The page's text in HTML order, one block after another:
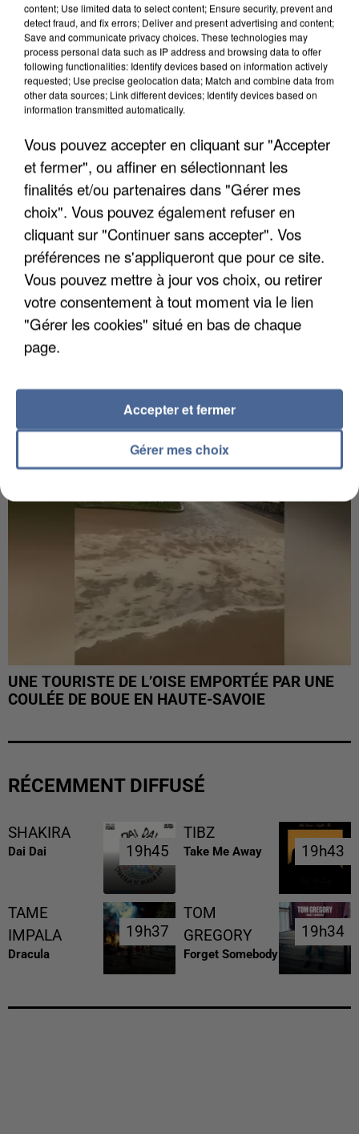
L’UN DES FONDATEURS SUPPOSÉS DE LA DZ
MAFIA INTERPELLÉ EN ALGÉRIE
INTERPELLÉ EN ALGÉRIE
UNE TOURISTE DE L’OISE EMPORTÉE PAR UNE
COULÉE DE BOUE EN HAUTE-SAVOIE
RÉCEMMENT DIFFUSÉ
SHAKIRA
Dai Dai 19h45
19h45
TIBZ
Take Me Away 19h43
19h43
TAME
IMPALA
Dracula
19h37
19h37
TOM
GREGORY
Forget Somebody
19h34
19h34
content; Use limited data to select content; Ensure security, prevent and
detect fraud, and fix errors; Deliver and present advertising and content;
Save and communicate privacy choices. These technologies may
process personal data such as IP address and browsing data to offer
following functionalities: Identify devices based on information actively
requested; Use precise geolocation data; Match and combine data from
other data sources; Link different devices; Identify devices based on
information transmitted automatically.
Vous pouvez accepter en cliquant sur "Accepter
et fermer", ou affiner en sélectionnant les
finalités et/ou partenaires dans "Gérer mes
choix". Vous pouvez également refuser en
cliquant sur "Continuer sans accepter". Vos
préférences ne s'appliqueront que pour ce site.
Vous pouvez mettre à jour vos choix, ou retirer
votre consentement à tout moment via le lien
"Gérer les cookies" situé en bas de chaque
page.
Gérer mes choix
Accepter et fermer